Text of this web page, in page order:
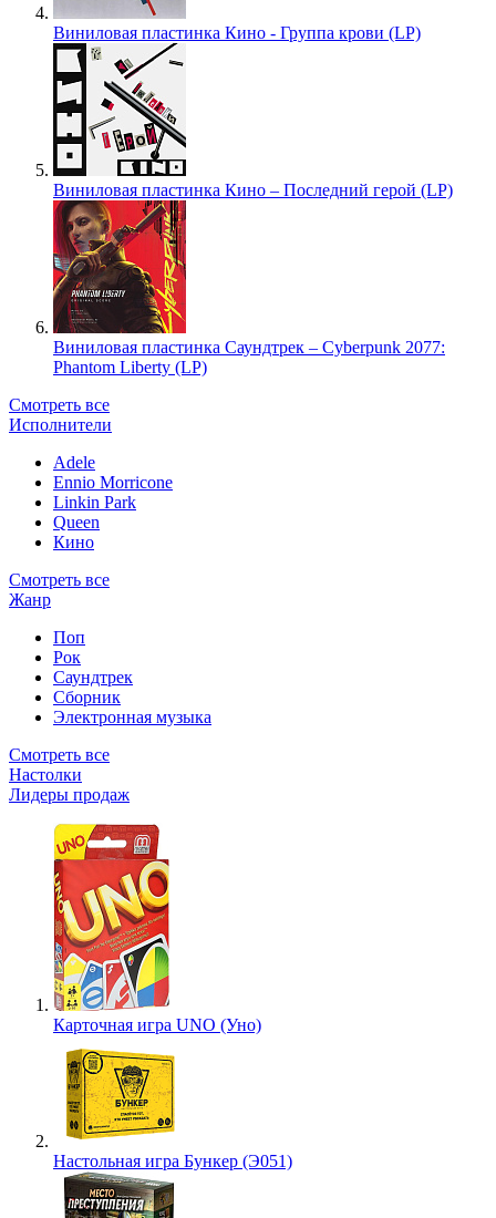
Виниловая пластинка Кино - Группа крови (LP)
Виниловая пластинка Кино – Последний герой (LP)
Виниловая пластинка Саундтрек – Cyberpunk 2077:
Phantom Liberty (LP)
Смотреть все
Исполнители
Adele
Ennio Morricone
Linkin Park
Queen
Кино
Смотреть все
Жанр
Поп
Рок
Саундтрек
Сборник
Электронная музыка
Смотреть все
Настолки
Лидеры продаж
Карточная игра UNO (Уно)
Настольная игра Бункер (Э051)